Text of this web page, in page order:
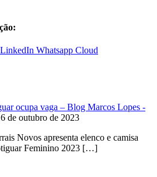
LinkedIn Whatsapp Cloud
ocupa vaga – Blog Marcos Lopes -
de outubro de 2023
Novos apresenta elenco e camisa
Feminino 2023 […]